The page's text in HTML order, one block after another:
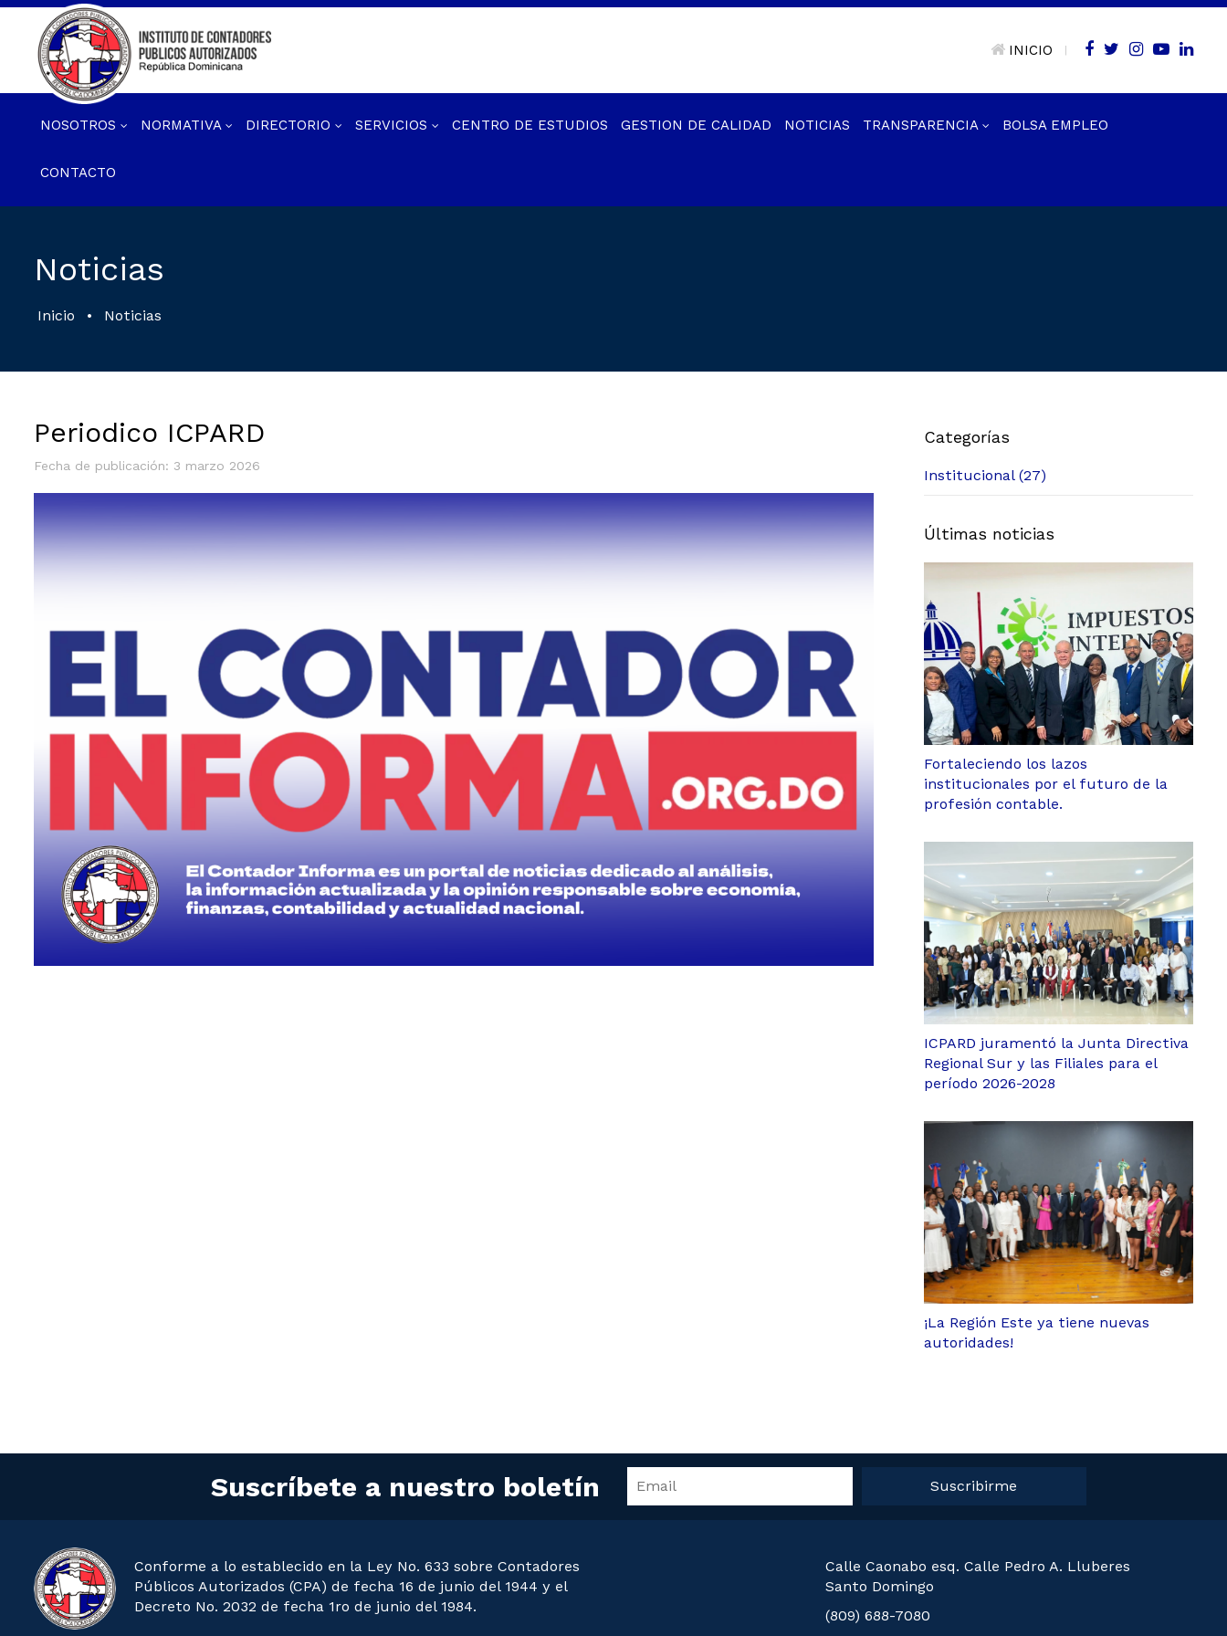
INICIO
NOSOTROS NORMATIVA DIRECTORIO SERVICIOS CENTRO DE ESTUDIOS GESTION DE CALIDAD NOTICIAS TRANSPARENCIA BOLSA EMPLEO
CONTACTO
Noticias
Inicio • Noticias
Periodico ICPARD
Fecha de publicación: 3 marzo 2026
Categorías
Institucional (27)
Últimas noticias
Fortaleciendo los lazos
institucionales por el futuro de la
profesión contable.
ICPARD juramentó la Junta Directiva
Regional Sur y las Filiales para el
período 2026-2028
¡La Región Este ya tiene nuevas
autoridades!
Suscríbete a nuestro boletín Suscribirme
Conforme a lo establecido en la Ley No. 633 sobre Contadores
Públicos Autorizados (CPA) de fecha 16 de junio del 1944 y el
Decreto No. 2032 de fecha 1ro de junio del 1984.
Calle Caonabo esq. Calle Pedro A. Lluberes
Santo Domingo
(809) 688-7080